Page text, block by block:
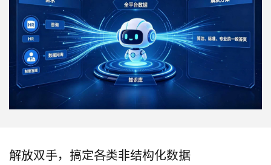
解放双手，搞定各类非结构化数据